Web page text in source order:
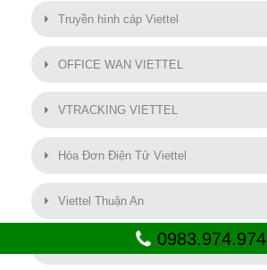
Truyền hình cáp Viettel
OFFICE WAN VIETTEL
VTRACKING VIETTEL
Hóa Đơn Điện Tử Viettel
Viettel Thuận An
SMART MOTOR VIETTEL0983.974.974